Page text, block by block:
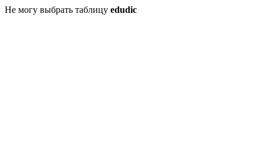
Не могу выбрать таблицу edudic